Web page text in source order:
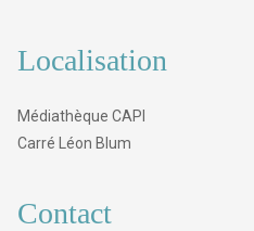
Localisation
Médiathèque CAPI
Carré Léon Blum
Contact